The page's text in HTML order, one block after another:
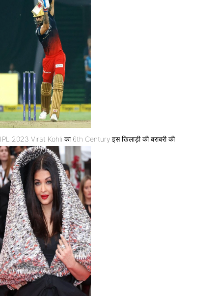
IPL 2023 Virat Kohli का 6th Century इस खिलाड़ी की बराबरी की